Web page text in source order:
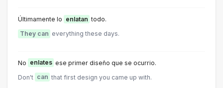
Últimamente lo enlatan todo.
They can everything these days.
No enlates ese primer diseño que se ocurrio.
Don't can that first design you came up with.